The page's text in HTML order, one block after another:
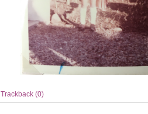
Trackback (0)